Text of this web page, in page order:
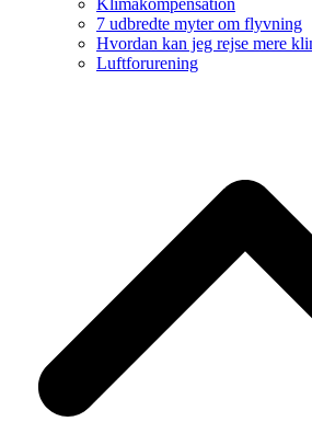
7 udbredte myter om flyvning
Hvordan kan jeg rejse mere
Luftforurening